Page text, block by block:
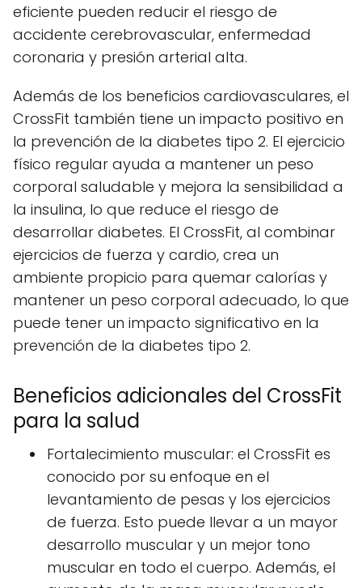
eficiente pueden reducir el riesgo de
accidente cerebrovascular, enfermedad
coronaria y presión arterial alta.
Además de los beneficios cardiovasculares, el
CrossFit también tiene un impacto positivo en
la prevención de la diabetes tipo 2. El ejercicio
físico regular ayuda a mantener un peso
corporal saludable y mejora la sensibilidad a
la insulina, lo que reduce el riesgo de
desarrollar diabetes. El CrossFit, al combinar
ejercicios de fuerza y cardio, crea un
ambiente propicio para quemar calorías y
mantener un peso corporal adecuado, lo que
puede tener un impacto significativo en la
prevención de la diabetes tipo 2.
Beneficios adicionales del CrossFit
para la salud
Fortalecimiento muscular: el CrossFit es
conocido por su enfoque en el
levantamiento de pesas y los ejercicios
de fuerza. Esto puede llevar a un mayor
desarrollo muscular y un mejor tono
muscular en todo el cuerpo. Además, el